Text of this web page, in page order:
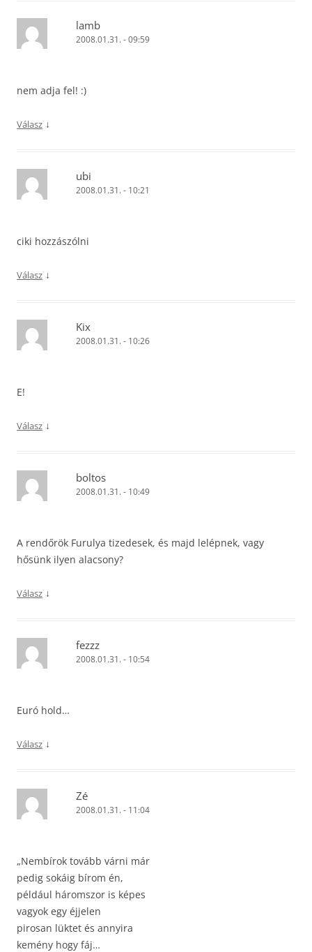
lamb
2008.01.31. - 09:59
nem adja fel! :)
Válasz ↓
ubi
2008.01.31. - 10:21
ciki hozzászólni
Válasz ↓
Kix
2008.01.31. - 10:26
E!
Válasz ↓
boltos
2008.01.31. - 10:49
A rendőrök Furulya tizedesek, és majd lelépnek, vagy
hősünk ilyen alacsony?
Válasz ↓
fezzz
2008.01.31. - 10:54
Euró hold…
Válasz ↓
Zé
2008.01.31. - 11:04
„Nembírok tovább várni már
pedig sokáig bírom én,
például háromszor is képes
vagyok egy éjjelen
pirosan lüktet és annyira
kemény hogy fáj…